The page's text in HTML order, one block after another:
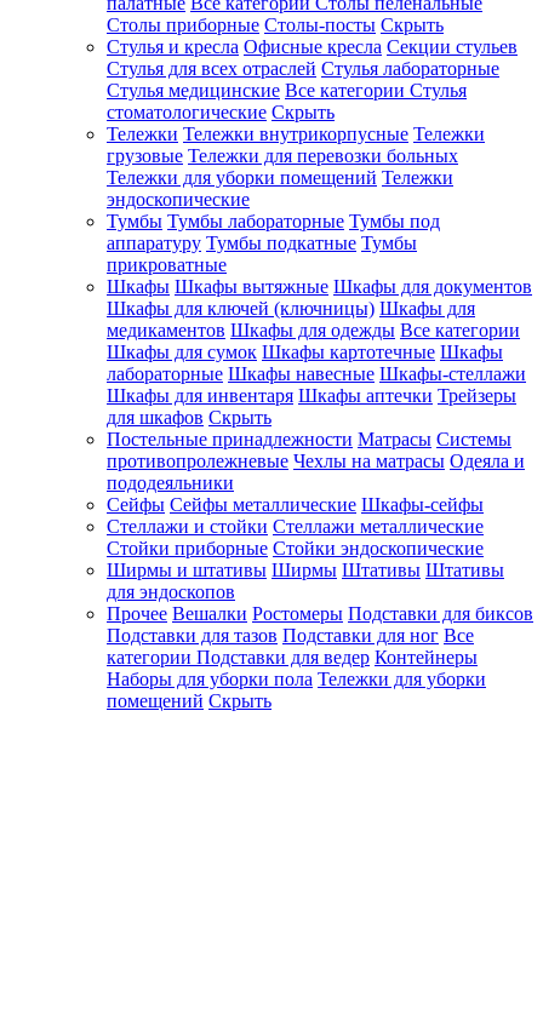
Столы приборные Столы-посты Скрыть
Стулья и кресла Офисные кресла Секции стульев
Стулья для всех отраслей Стулья лабораторные
Стулья медицинские Все категории Стулья
стоматологические Скрыть
Тележки Тележки внутрикорпусные Тележки
грузовые Тележки для перевозки больных
Тележки для уборки помещений Тележки
эндоскопические
Тумбы Тумбы лабораторные Тумбы под
аппаратуру Тумбы подкатные Тумбы
прикроватные
Шкафы Шкафы вытяжные Шкафы для документов
Шкафы для ключей (ключницы) Шкафы для
медикаментов Шкафы для одежды Все категории
Шкафы для сумок Шкафы картотечные Шкафы
лабораторные Шкафы навесные Шкафы-стеллажи
Шкафы для инвентаря Шкафы аптечки Трейзеры
для шкафов Скрыть
Постельные принадлежности Матрасы Системы
противопролежневые Чехлы на матрасы Одеяла и
пододеяльники
Сейфы Сейфы металлические Шкафы-сейфы
Стеллажи и стойки Стеллажи металлические
Стойки приборные Стойки эндоскопические
Ширмы и штативы Ширмы Штативы Штативы
для эндоскопов
Прочее Вешалки Ростомеры Подставки для биксов
Подставки для тазов Подставки для ног Все
категории Подставки для ведер Контейнеры
Наборы для уборки пола Тележки для уборки
помещений Скрыть